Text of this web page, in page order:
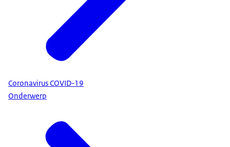
Coronavirus COVID-19
Onderwerp